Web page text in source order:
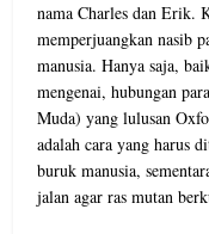
nama Charles dan Erik.
memperjuangkan nasib
manusia. Hanya saja,
mengenai, hubungan
Muda) yang lulusan
adalah cara yang harus
buruk manusia,
jalan agar ras mutan